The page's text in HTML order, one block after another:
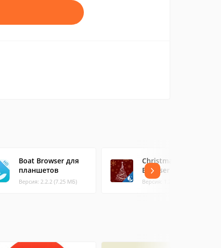
Boat Browser для
планшетов
Версия: 2.2.2 (7.25 МБ)
Christmas Boat
Browser Theme
Версия: 1.2 (0.66 МБ)